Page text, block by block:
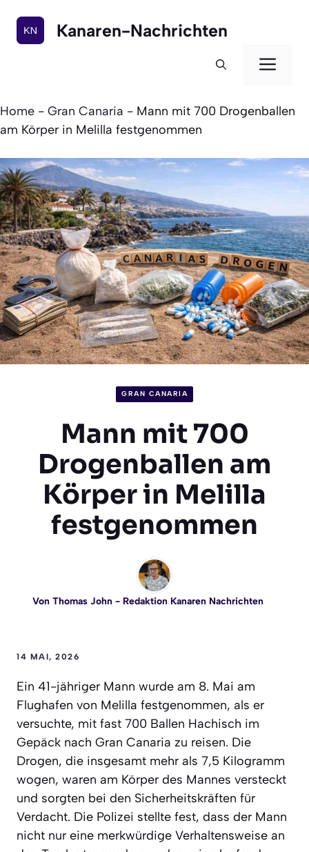
Inhalt
springen
Kanaren-Nachrichten
Home - Gran Canaria - Mann mit 700 Drogenballen
am Körper in Melilla festgenommen
GRAN CANARIA
Mann mit 700
Drogenballen am
Körper in Melilla
festgenommen
Von Thomas John- Redaktion Kanaren Nachrichten
14 MAI, 2026
Ein 41-jähriger Mann wurde am 8. Mai am
Flughafen von Melilla festgenommen, als er
versuchte, mit fast 700 Ballen Hachisch im
Gepäck nach Gran Canaria zu reisen. Die
Drogen, die insgesamt mehr als 7,5 Kilogramm
wogen, waren am Körper des Mannes versteckt
und sorgten bei den Sicherheitskräften für
Verdacht. Die Polizei stellte fest, dass der Mann
nicht nur eine merkwürdige Verhaltensweise an